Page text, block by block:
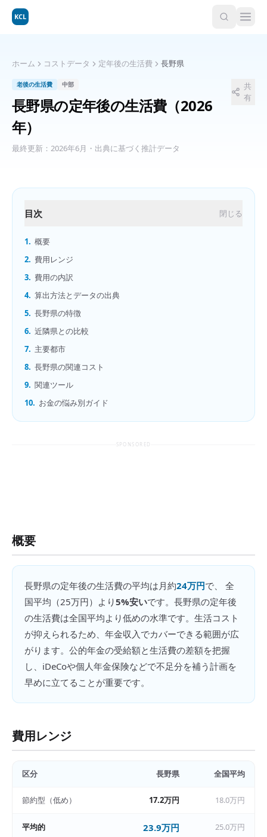
KCL
ホーム コストデータ 定年後の生活費 長野県
老後の生活費 中部
長野県の定年後の生活費（2026
年）
最終更新： 2026年6月 ・出典に基づく推計データ
共
有
目次 閉じる
1. 概要
2. 費用レンジ
3. 費用の内訳
4. 算出方法とデータの出典
5. 長野県の特徴
6. 近隣県との比較
7. 主要都市
8. 長野県の関連コスト
9. 関連ツール
10. お金の悩み別ガイド
SPONSORED
概要
長野県の定年後の生活費の平均は月約24万円で、 全
国平均（25万円）より5%安いです。 長野県の定年後
の生活費は全国平均より低めの水準です。生活コスト
が抑えられるため、年金収入でカバーできる範囲が広
がります。公的年金の受給額と生活費の差額を把握
し、iDeCoや個人年金保険などで不足分を補う計画を
早めに立てることが重要です。
費用レンジ
区分 長野県 全国平均
節約型（低め） 17.2万円 18.0万円
平均的 23.9万円 25.0万円